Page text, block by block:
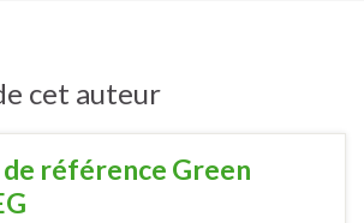
cet auteur
de référence Green